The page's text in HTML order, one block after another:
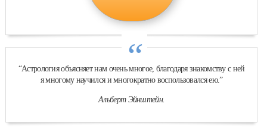
“
“Астрология объясняет нам очень многое, благодаря знакомству с ней
я многому научился и многократно воспользовался ею.”
Альберт Эйнштейн.